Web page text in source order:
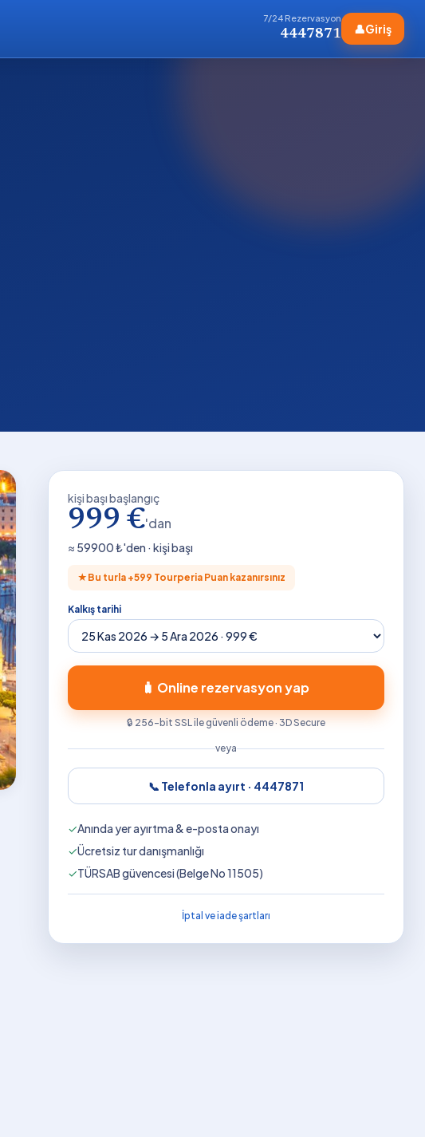
7/24 Rezervasyon
4447871 👤Giriş
kişi başı başlangıç
999 €'dan
≈ 59900₺'den · kişi başı
★ Bu turla +599 Tourperia Puan kazanırsınız
Kalkış tarihi
🧳 Online rezervasyon yap
🔒 256-bit SSL ile güvenli ödeme · 3D Secure
veya
📞 Telefonla ayırt · 4447871
✓Anında yer ayırtma & e-posta onayı
✓Ücretsiz tur danışmanlığı
✓TÜRSAB güvencesi (Belge No 11505)
İptal ve iade şartları